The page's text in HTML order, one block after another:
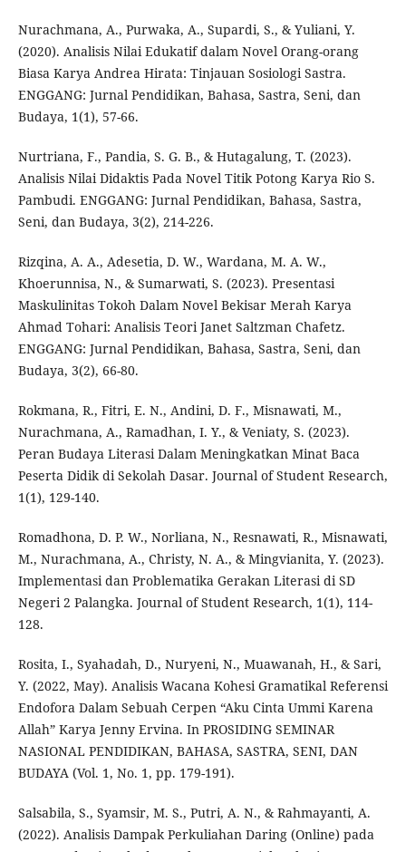
Nurachmana, A., Purwaka, A., Supardi, S., & Yuliani, Y.
(2020). Analisis Nilai Edukatif dalam Novel Orang-orang
Biasa Karya Andrea Hirata: Tinjauan Sosiologi Sastra.
ENGGANG: Jurnal Pendidikan, Bahasa, Sastra, Seni, dan
Budaya, 1(1), 57-66.
Nurtriana, F., Pandia, S. G. B., & Hutagalung, T. (2023).
Analisis Nilai Didaktis Pada Novel Titik Potong Karya Rio S.
Pambudi. ENGGANG: Jurnal Pendidikan, Bahasa, Sastra,
Seni, dan Budaya, 3(2), 214-226.
Rizqina, A. A., Adesetia, D. W., Wardana, M. A. W.,
Khoerunnisa, N., & Sumarwati, S. (2023). Presentasi
Maskulinitas Tokoh Dalam Novel Bekisar Merah Karya
Ahmad Tohari: Analisis Teori Janet Saltzman Chafetz.
ENGGANG: Jurnal Pendidikan, Bahasa, Sastra, Seni, dan
Budaya, 3(2), 66-80.
Rokmana, R., Fitri, E. N., Andini, D. F., Misnawati, M.,
Nurachmana, A., Ramadhan, I. Y., & Veniaty, S. (2023).
Peran Budaya Literasi Dalam Meningkatkan Minat Baca
Peserta Didik di Sekolah Dasar. Journal of Student Research,
1(1), 129-140.
Romadhona, D. P. W., Norliana, N., Resnawati, R., Misnawati,
M., Nurachmana, A., Christy, N. A., & Mingvianita, Y. (2023).
Implementasi dan Problematika Gerakan Literasi di SD
Negeri 2 Palangka. Journal of Student Research, 1(1), 114-
128.
Rosita, I., Syahadah, D., Nuryeni, N., Muawanah, H., & Sari,
Y. (2022, May). Analisis Wacana Kohesi Gramatikal Referensi
Endofora Dalam Sebuah Cerpen “Aku Cinta Ummi Karena
Allah” Karya Jenny Ervina. In PROSIDING SEMINAR
NASIONAL PENDIDIKAN, BAHASA, SASTRA, SENI, DAN
BUDAYA (Vol. 1, No. 1, pp. 179-191).
Salsabila, S., Syamsir, M. S., Putri, A. N., & Rahmayanti, A.
(2022). Analisis Dampak Perkuliahan Daring (Online) pada